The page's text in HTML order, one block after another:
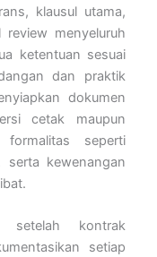
klausul utama,
menyeluruh
ketentuan sesuai
dan praktik
dokumen
cetak maupun
formalitas seperti
kewenangan
setelah kontrak
setiap